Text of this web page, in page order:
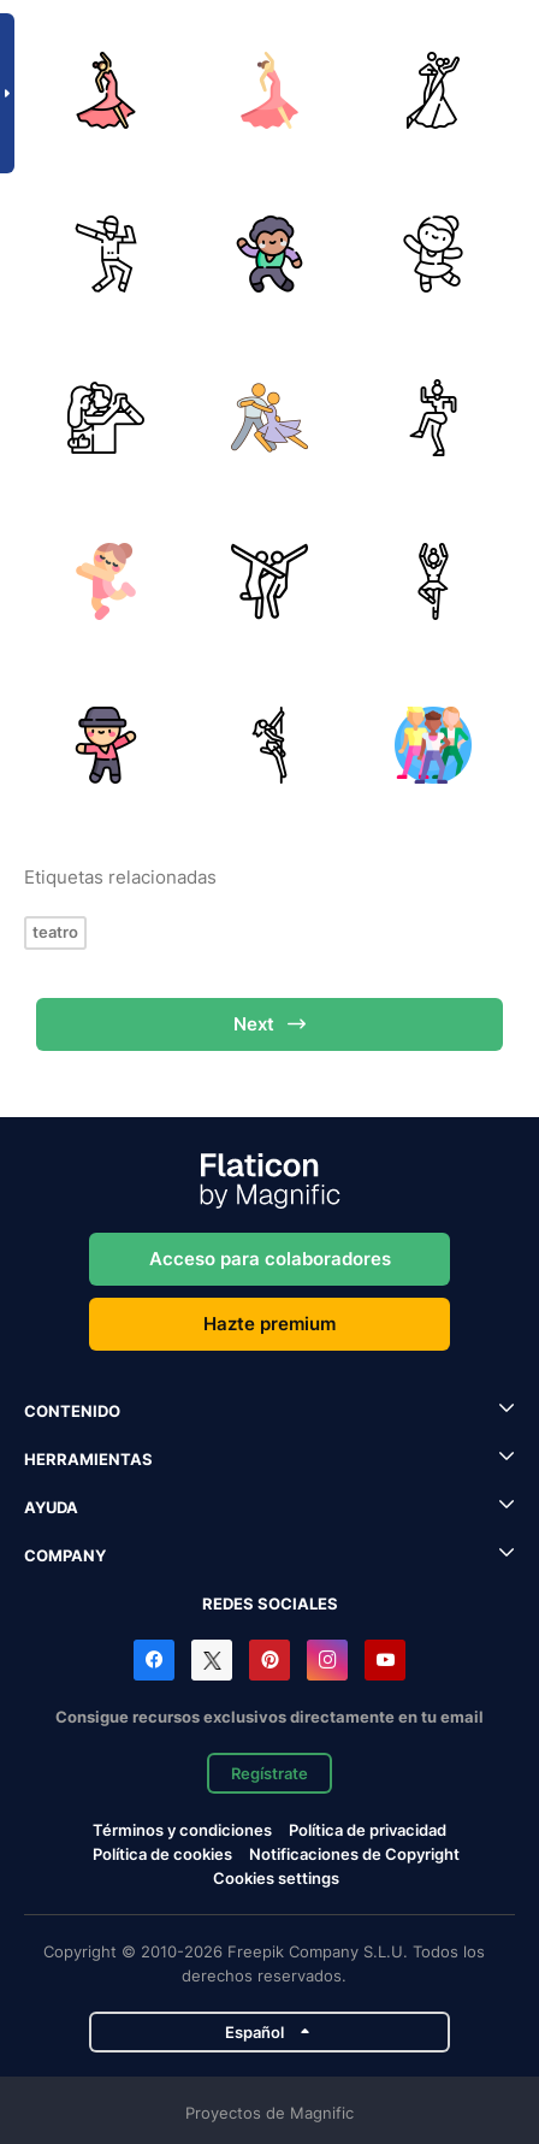
Etiquetas relacionadas
teatro
Next
Acceso para colaboradores
Hazte premium
CONTENIDO
HERRAMIENTAS
AYUDA
COMPANY
REDES SOCIALES
Consigue recursos exclusivos directamente en tu email
Regístrate
Términos y condiciones
Política de privacidad
Política de cookies
Notificaciones de Copyright
Cookies settings
Copyright © 2010-2026 Freepik Company S.L.U. Todos los
derechos reservados.
Español
Proyectos de Magnific